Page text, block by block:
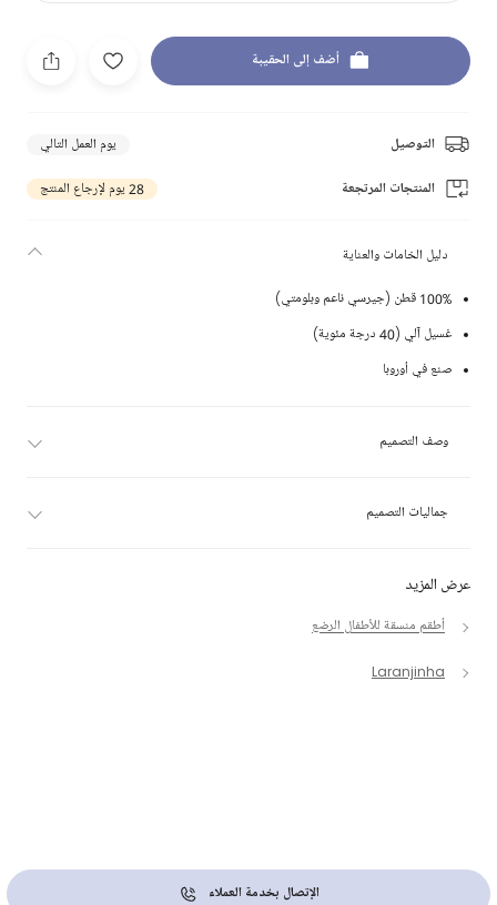
أضف إلى الحقيبة
التوصيل يوم العمل التالي
المنتجات المرتجعة 28 يوم لإرجاع المنتج
عرض المزيد
أطقم منسقة للأطفال الرضع
Laranjinha
دليل الخامات والعناية
100% قطن (جيرسي ناعم وبلومتي)
غسيل آلي (40 درجة مئوية)
صنع في أوروبا
وصف التصميم
جماليات التصميم
الإتصال بخدمة العملاء